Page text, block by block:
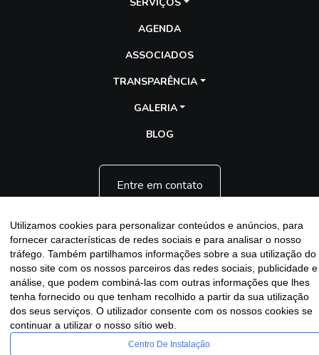
AGENDA
ASSOCIADOS
TRANSPARÊNCIA
GALERIA
BLOG
Entre em contato
Assescofran
Copyright 2025 - 2026 - Desenvolvido porSitecontabil®|
Política de Privacidade
Utilizamos cookies para personalizar conteúdos e anúncios, para
fornecer características de redes sociais e para analisar o nosso
tráfego. Também partilhamos informações sobre a sua utilização do
nosso site com os nossos parceiros das redes sociais, publicidade e
análise, que podem combiná-las com outras informações que lhes
tenha fornecido ou que tenham recolhido a partir da sua utilização
dos seus serviços. O utilizador consente com os nossos cookies se
continuar a utilizar o nosso sítio web.
Centro De Instalação